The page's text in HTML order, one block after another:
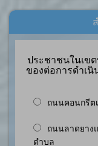
ประชาชนในเข
ของต่อการดำเนิ
ถนนคอนกรีต
ถนนลาดยาง
ตำบล